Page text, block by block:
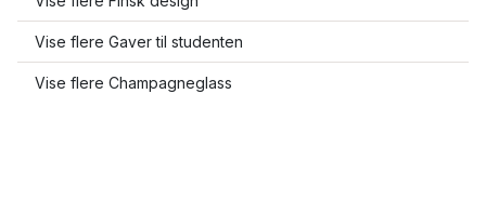
Vise flere Gaver til studenten
Vise flere Champagneglass